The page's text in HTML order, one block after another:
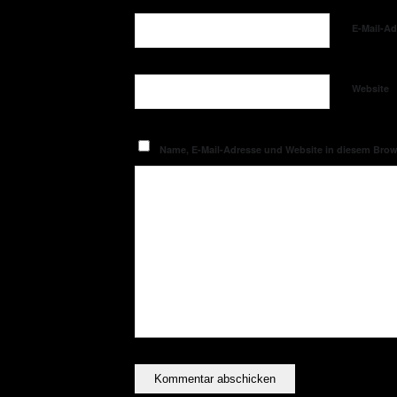
E-Mail-
Website
Name, E-Mail-Adresse und Website in diesem